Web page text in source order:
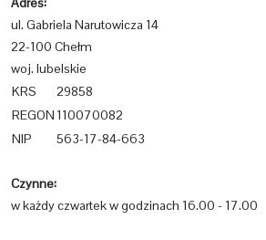
ul. Gabriela Narutowicza 14
22-100 Chełm
woj. lubelskie
KRS
29858
REGON 110070082
NIP
563-17-84-663
Czynne:
w każdy czwartek w godzinach 16.00 - 17.00